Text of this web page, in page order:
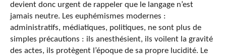
devient donc urgent de rappeler que le langage n’est
jamais neutre. Les euphémismes modernes :
administratifs, médiatiques, politiques, ne sont plus de
simples précautions : ils anesthésient, ils voilent la gravité
des actes, ils protègent l’époque de sa propre lucidité. Le